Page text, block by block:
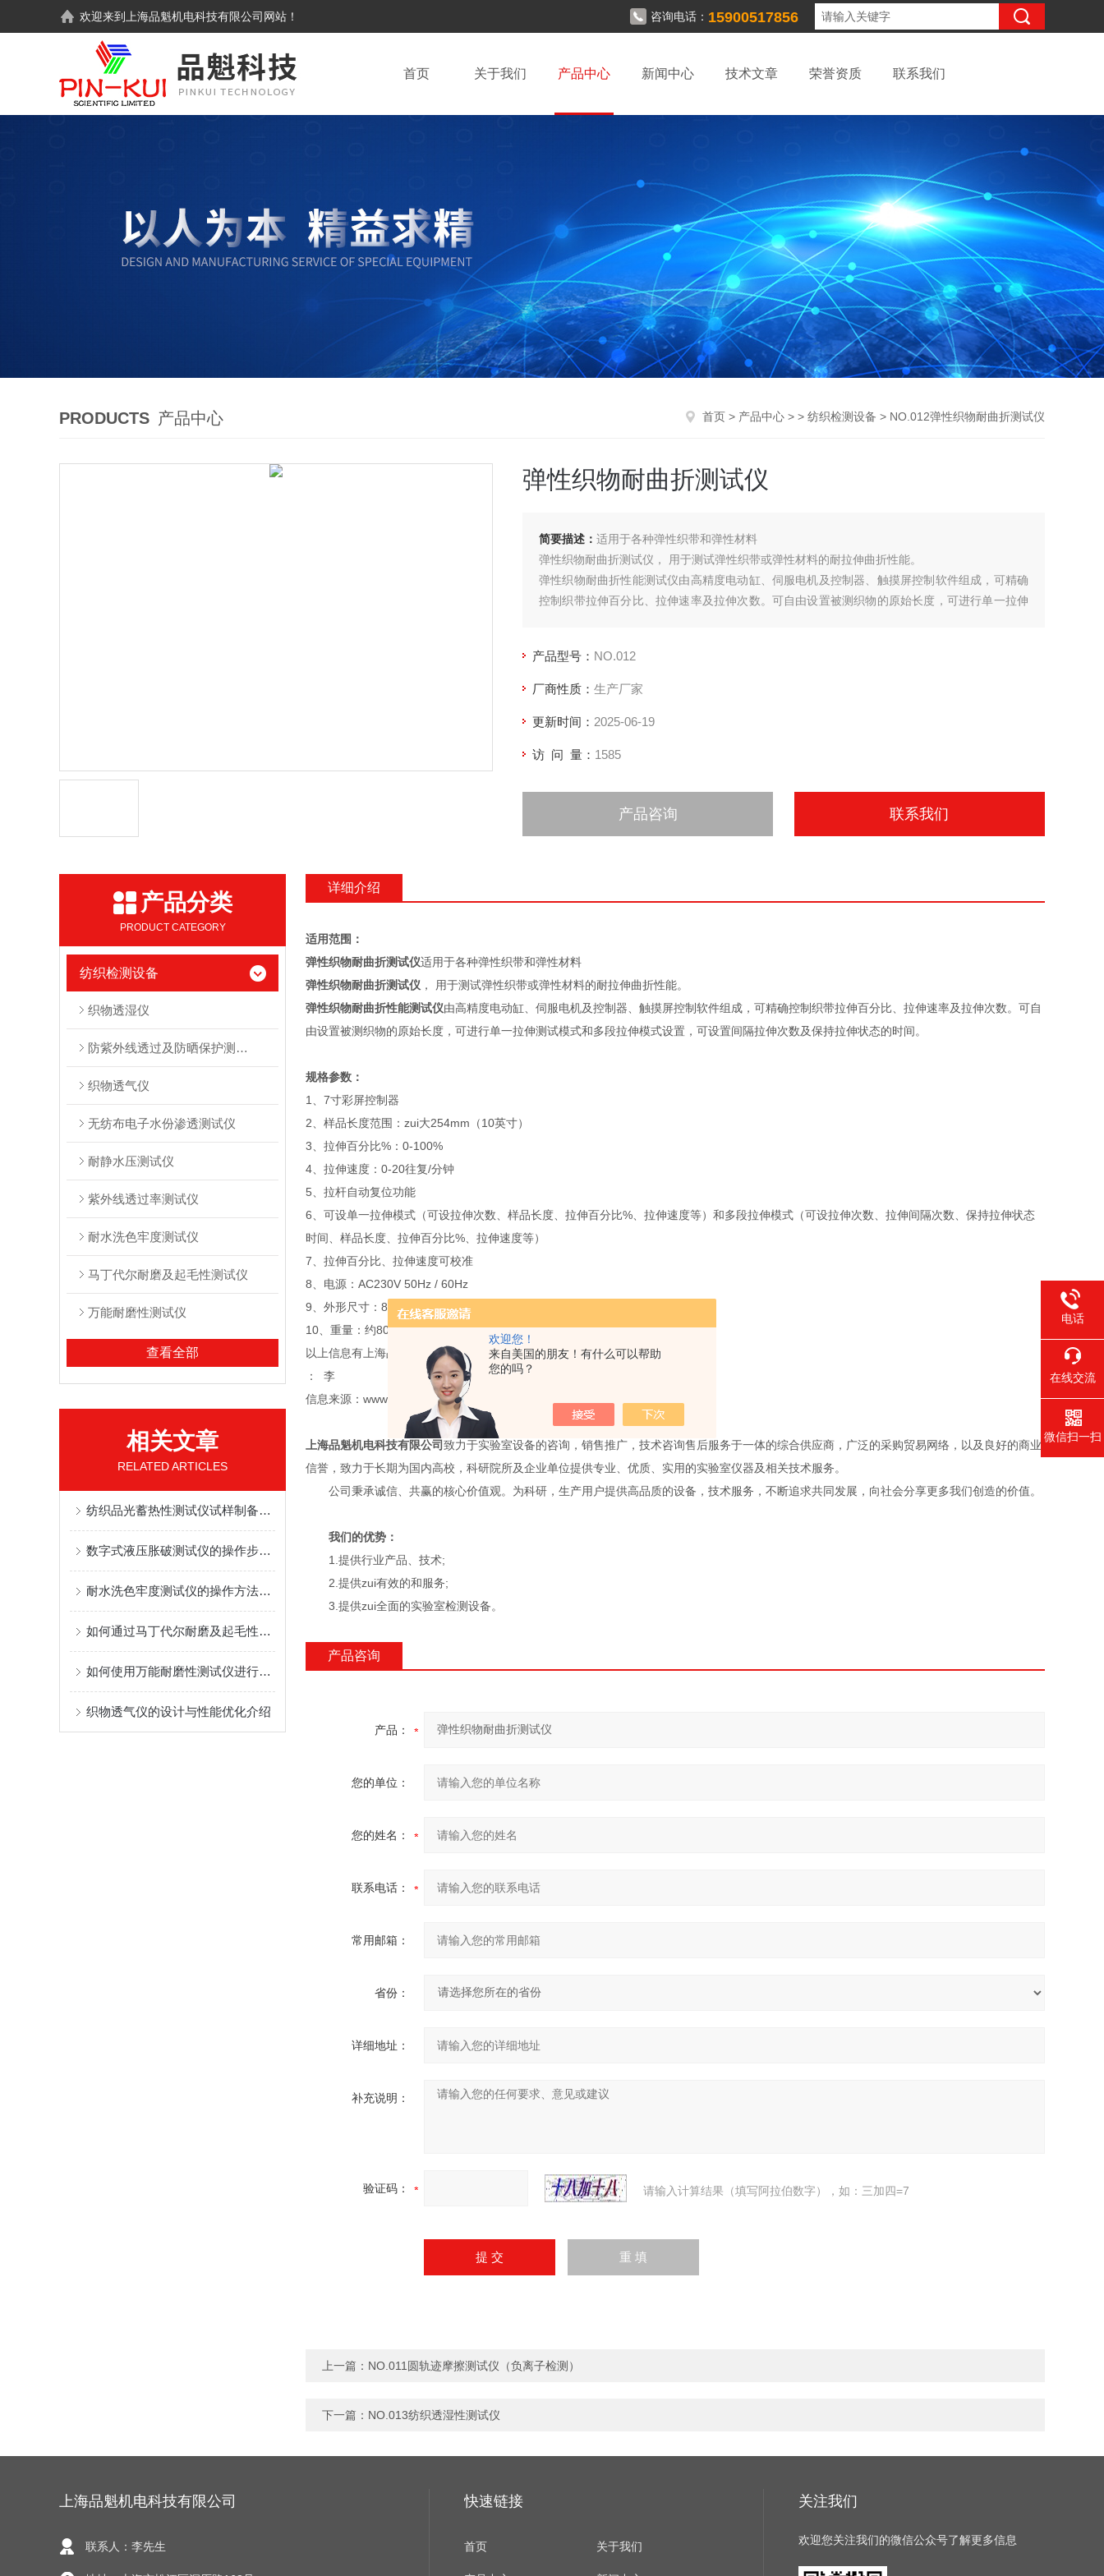
欢迎您！
来自美国的朋友！有什么可以帮助
您的吗？
欢迎来到 上海品魁机电科技有限公司 网站！ 咨询电话： 15900517856
首页 关于我们 产品中心 新闻中心 技术文章 荣誉资质 联系我们
PRODUCTS 产品中心 首页 > 产品中心 > > 纺织检测设备 > NO.012弹性织物耐曲折测试仪
弹性织物耐曲折测试仪
简要描述： 适用于各种弹性织带和弹性材料
弹性织物耐曲折测试仪， 用于测试弹性织带或弹性材料的耐拉伸曲折性能。
弹性织物耐曲折性能测试仪由高精度电动缸、伺服电机及控制器、触摸屏控制软件组成，可精确
控制织带拉伸百分比、拉伸速率及拉伸次数。可自由设置被测织物的原始长度，可进行单一拉伸
产品型号： NO.012
厂商性质： 生产厂家
更新时间： 2025-06-19
访 问 量： 1585
产品咨询 联系我们
产品分类
PRODUCT CATEGORY
纺织检测设备
织物透湿仪
防紫外线透过及防晒保护测试系统
织物透气仪
无纺布电子水份渗透测试仪
耐静水压测试仪
紫外线透过率测试仪
耐水洗色牢度测试仪
马丁代尔耐磨及起毛性测试仪
万能耐磨性测试仪
查看全部
相关文章
RELATED ARTICLES
纺织品光蓄热性测试仪试样制备与测试环境控制
数字式液压胀破测试仪的操作步骤与常见故障分析
耐水洗色牢度测试仪的操作方法与使用技巧
如何通过马丁代尔耐磨及起毛性测试仪确保服装耐用性？
如何使用万能耐磨性测试仪进行精确测试？
织物透气仪的设计与性能优化介绍
详细介绍
适用范围：
弹性织物耐曲折测试仪适用于各种弹性织带和弹性材料
弹性织物耐曲折测试仪 ， 用于测试弹性织带或弹性材料的耐拉伸曲折性能。
弹性织物耐曲折性能测试仪由高精度电动缸、伺服电机及控制器、触摸屏控制软件组成，可精确控制织带拉伸百分比、拉伸速率及拉伸次数。可自
由设置被测织物的原始长度，可进行单一拉伸测试模式和多段拉伸模式设置，可设置间隔拉伸次数及保持拉伸状态的时间。
规格参数：
1、7寸彩屏控制器
2、样品长度范围：zui大254mm（10英寸）
3、拉伸百分比%：0-100%
4、拉伸速度：0-20往复/分钟
5、拉杆自动复位功能
6、可设单一拉伸模式（可设拉伸次数、样品长度、拉伸百分比%、拉伸速度等）和多段拉伸模式（可设拉伸次数、拉伸间隔次数、保持拉伸状态
时间、样品长度、拉伸百分比%、拉伸速度等）
7、拉伸百分比、拉伸速度可校准
8、电源：AC230V 50Hz / 60Hz
9、外形尺寸：870(L)×580(W)×400(H)mm
10、重量：约80kg
以上信息有上海品魁机电科技有限公司提供，
： 李
信息来源：www.pin-kui。。ｃｏｍ
上海品魁机电科技有限公司致力于实验室设备的咨询，销售推广，技术咨询售后服务于一体的综合供应商，广泛的采购贸易网络，以及良好的商业
信誉，致力于长期为国内高校，科研院所及企业单位提供专业、优质、实用的实验室仪器及相关技术服务。
公司秉承诚信、共赢的核心价值观。为科研，生产用户提供高品质的设备，技术服务，不断追求共同发展，向社会分享更多我们创造的价值。
我们的优势：
1.提供行业产品、技术;
2.提供zui有效的和服务;
3.提供zui全面的实验室检测设备。
产品咨询
产品：
您的单位：
您的姓名：
联系电话：
常用邮箱：
省份：
详细地址：
补充说明：
验证码： 请输入计算结果（填写阿拉伯数字），如：三加四=7
上一篇： NO.011圆轨迹摩擦测试仪（负离子检测）
下一篇： NO.013纺织透湿性测试仪
上海品魁机电科技有限公司
联系人：李先生
快速链接
首页 关于我们
关注我们
欢迎您关注我们的微信公众号了解更多信息
电话
在线交流
微信扫一扫